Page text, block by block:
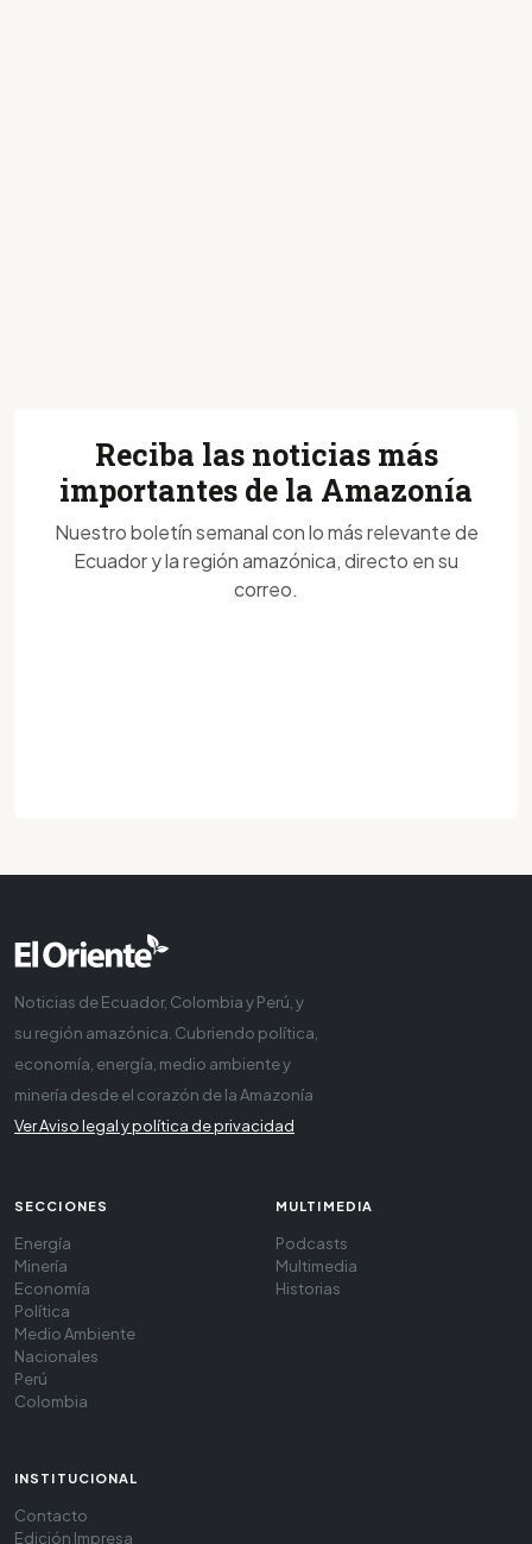
Reciba las noticias más
importantes de la Amazonía
Nuestro boletín semanal con lo más relevante de
Ecuador y la región amazónica, directo en su
correo.
Noticias de Ecuador, Colombia y Perú, y
su región amazónica. Cubriendo política,
economía, energía, medio ambiente y
minería desde el corazón de la Amazonía
Ver Aviso legal y política de privacidad
SECCIONES
Energía
Minería
Economía
Política
Medio Ambiente
Nacionales
Perú
Colombia
MULTIMEDIA
Podcasts
Multimedia
Historias
INSTITUCIONAL
Contacto
Edición Impresa